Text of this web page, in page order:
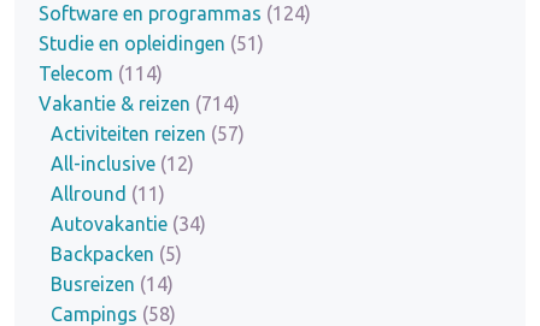
Software en programmas (124)
Studie en opleidingen (51)
Telecom (114)
Vakantie & reizen (714)
Activiteiten reizen (57)
All-inclusive (12)
Allround (11)
Autovakantie (34)
Backpacken (5)
Busreizen (14)
Campings (58)